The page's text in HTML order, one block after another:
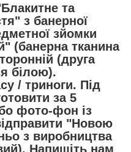
та
з банерної
зйомки
(банерна тканина
(друга
білою).
/ триноги. Під
за 5
фото-фон із
"Новою
з виробництва
Напишіть нам